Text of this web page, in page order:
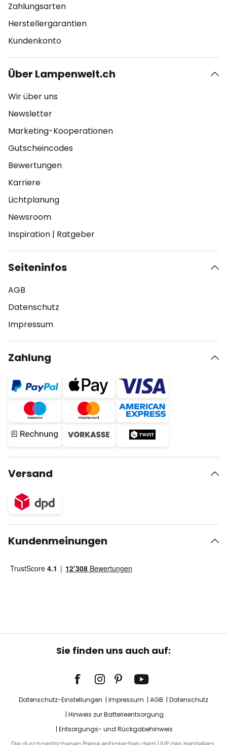
Zahlungsarten
Herstellergarantien
Kundenkonto
Über Lampenwelt.ch
Wir über uns
Newsletter
Marketing-Kooperationen
Gutscheincodes
Bewertungen
Karriere
Lichtplanung
Newsroom
Inspiration | Ratgeber
Seiteninfos
AGB
Datenschutz
Impressum
Zahlung
Versand
Kundenmeinungen
Sie finden uns auch auf:
Datenschutz-Einstellungen Impressum AGB
Datenschutz
Hinweis zur Batterieentsorgung
Entsorgungs- und Rückgabehinweis